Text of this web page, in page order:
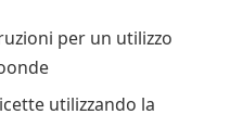
per un utilizzo
utilizzando la